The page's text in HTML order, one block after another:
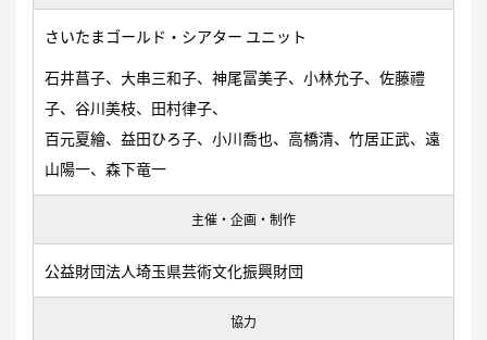
さいたまゴールド・シアター ユニット
石井菖子、大串三和子、神尾冨美子、小林允子、佐藤禮
子、谷川美枝、田村律子、
百元夏繪、益田ひろ子、小川喬也、高橋清、竹居正武、遠
山陽一、森下竜一
主催・企画・制作
公益財団法人埼玉県芸術文化振興財団
協力